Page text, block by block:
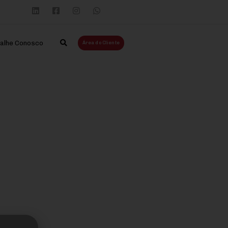
Conosco Área do Cliente